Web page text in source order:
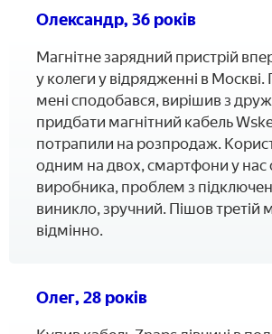
Олександр, 36 років
Магнітне зарядний пристрій
у колеги у відрядженні в Москві.
мені сподобався, вирішив з
придбати магнітний кабель
потрапили на розпродаж.
одним на двох, смартфони у нас
виробника, проблем з
виникло, зручний. Пішов третій
відмінно.
Олег, 28 років